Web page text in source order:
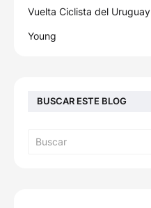
Vuelta Ciclista del Uruguay
Young
BUSCAR ESTE BLOG